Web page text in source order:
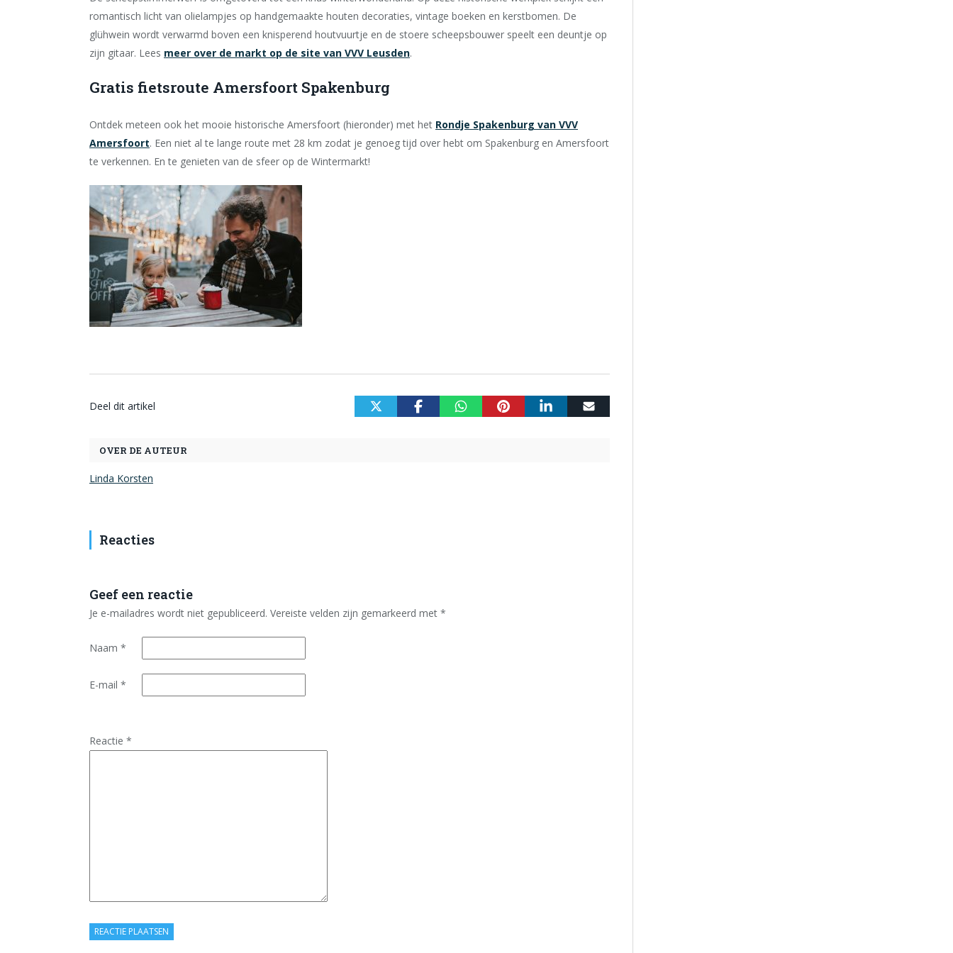
romantisch licht van olielampjes op handgemaakte houten decoraties, vintage boeken en kerstbomen. De
glühwein wordt verwarmd boven een knisperend houtvuurtje en de stoere scheepsbouwer speelt een deuntje op
zijn gitaar. Lees meer over de markt op de site van VVV Leusden.
Gratis fietsroute Amersfoort Spakenburg
Ontdek meteen ook het mooie historische Amersfoort (hieronder) met het Rondje Spakenburg van VVV
Amersfoort. Een niet al te lange route met 28 km zodat je genoeg tijd over hebt om Spakenburg en Amersfoort
te verkennen. En te genieten van de sfeer op de Wintermarkt!
Deel dit artikel
OVER DE AUTEUR
Linda Korsten
Reacties
Geef een reactie
Je e-mailadres wordt niet gepubliceerd. Vereiste velden zijn gemarkeerd met *
Naam *
E-mail *
Reactie *